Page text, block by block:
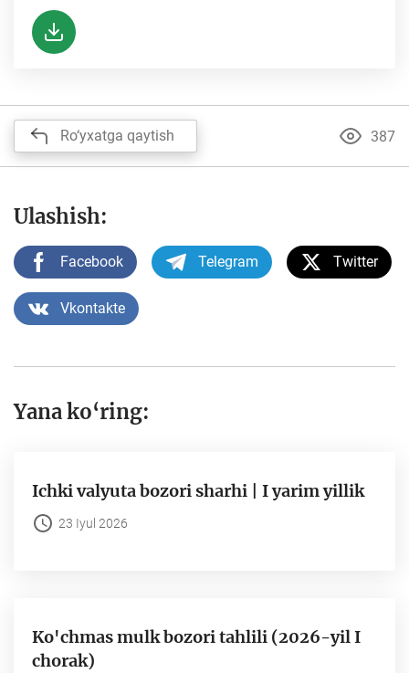
Ro‘yxatga qaytish 387
Ulashish:
Facebook Telegram Twitter
Vkontakte
Yana ko‘ring:
Ichki valyuta bozori sharhi | I yarim yillik
23 Iyul 2026
Ko'chmas mulk bozori tahlili (2026-yil I
chorak)